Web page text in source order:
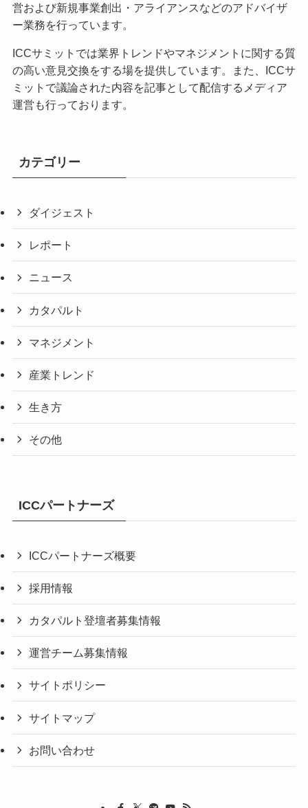
営および新規事業創出・アライアンスなどのアドバイザ
ー業務を行っています。
ICCサミットでは業界トレンドやマネジメントに関する質
の高い意見交換をする場を提供しています。また、ICCサ
ミットで議論された内容を記事として配信するメディア
運営も行っております。
カテゴリー
ダイジェスト
レポート
ニュース
カタパルト
マネジメント
産業トレンド
生き方
その他
ICCパートナーズ
ICCパートナーズ概要
採用情報
カタパルト登壇者募集情報
運営チーム募集情報
サイトポリシー
サイトマップ
お問い合わせ